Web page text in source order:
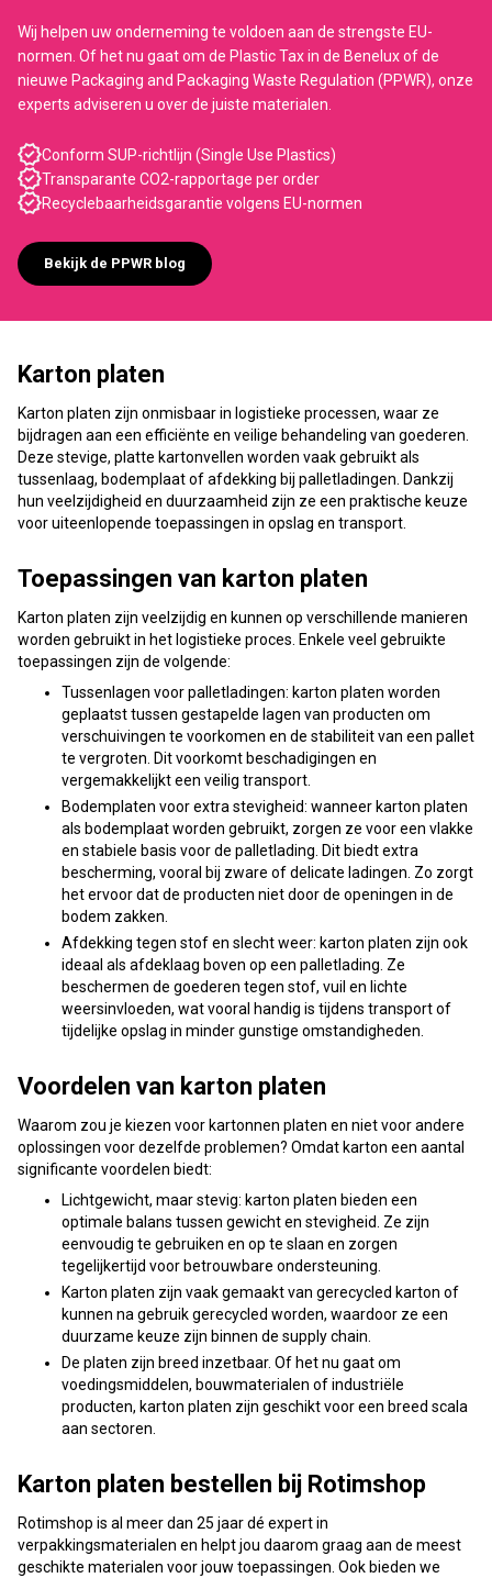
Wij helpen uw onderneming te voldoen aan de strengste EU-
normen. Of het nu gaat om de Plastic Tax in de Benelux of de
nieuwe Packaging and Packaging Waste Regulation (PPWR), onze
experts adviseren u over de juiste materialen.
Conform SUP-richtlijn (Single Use Plastics)
Transparante CO2-rapportage per order
Recyclebaarheidsgarantie volgens EU-normen
Bekijk de PPWR blog
Karton platen
Karton platen zijn onmisbaar in logistieke processen, waar ze
bijdragen aan een efficiënte en veilige behandeling van goederen.
Deze stevige, platte kartonvellen worden vaak gebruikt als
tussenlaag, bodemplaat of afdekking bij palletladingen. Dankzij
hun veelzijdigheid en duurzaamheid zijn ze een praktische keuze
voor uiteenlopende toepassingen in opslag en transport.
Toepassingen van karton platen
Karton platen zijn veelzijdig en kunnen op verschillende manieren
worden gebruikt in het logistieke proces. Enkele veel gebruikte
toepassingen zijn de volgende:
Tussenlagen voor palletladingen: karton platen worden
geplaatst tussen gestapelde lagen van producten om
verschuivingen te voorkomen en de stabiliteit van een pallet
te vergroten. Dit voorkomt beschadigingen en
vergemakkelijkt een veilig transport.
Bodemplaten voor extra stevigheid: wanneer karton platen
als bodemplaat worden gebruikt, zorgen ze voor een vlakke
en stabiele basis voor de palletlading. Dit biedt extra
bescherming, vooral bij zware of delicate ladingen. Zo zorgt
het ervoor dat de producten niet door de openingen in de
bodem zakken.
Afdekking tegen stof en slecht weer: karton platen zijn ook
ideaal als afdeklaag boven op een palletlading. Ze
beschermen de goederen tegen stof, vuil en lichte
weersinvloeden, wat vooral handig is tijdens transport of
tijdelijke opslag in minder gunstige omstandigheden.
Voordelen van karton platen
Waarom zou je kiezen voor kartonnen platen en niet voor andere
oplossingen voor dezelfde problemen? Omdat karton een aantal
significante voordelen biedt:
Lichtgewicht, maar stevig: karton platen bieden een
optimale balans tussen gewicht en stevigheid. Ze zijn
eenvoudig te gebruiken en op te slaan en zorgen
tegelijkertijd voor betrouwbare ondersteuning.
Karton platen zijn vaak gemaakt van gerecycled karton of
kunnen na gebruik gerecycled worden, waardoor ze een
duurzame keuze zijn binnen de supply chain.
De platen zijn breed inzetbaar. Of het nu gaat om
voedingsmiddelen, bouwmaterialen of industriële
producten, karton platen zijn geschikt voor een breed scala
aan sectoren.
Karton platen bestellen bij Rotimshop
Rotimshop is al meer dan 25 jaar dé expert in
verpakkingsmaterialen en helpt jou daarom graag aan de meest
geschikte materialen voor jouw toepassingen. Ook bieden we